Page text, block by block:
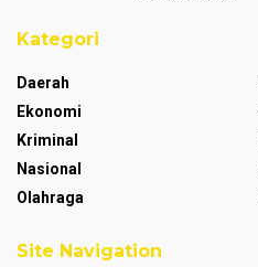
Kategori
Daerah
Ekonomi
Kriminal
Nasional
Olahraga
Site Navigation